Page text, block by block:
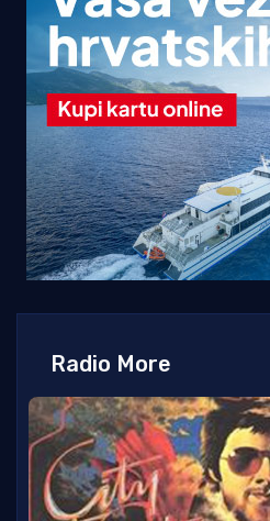
Radio More